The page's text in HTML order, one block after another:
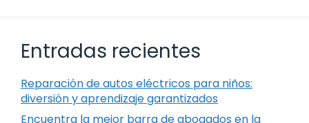
Entradas recientes
Reparación de autos eléctricos para niños:
diversión y aprendizaje garantizados
Encuentra la mejor barra de abogados en la